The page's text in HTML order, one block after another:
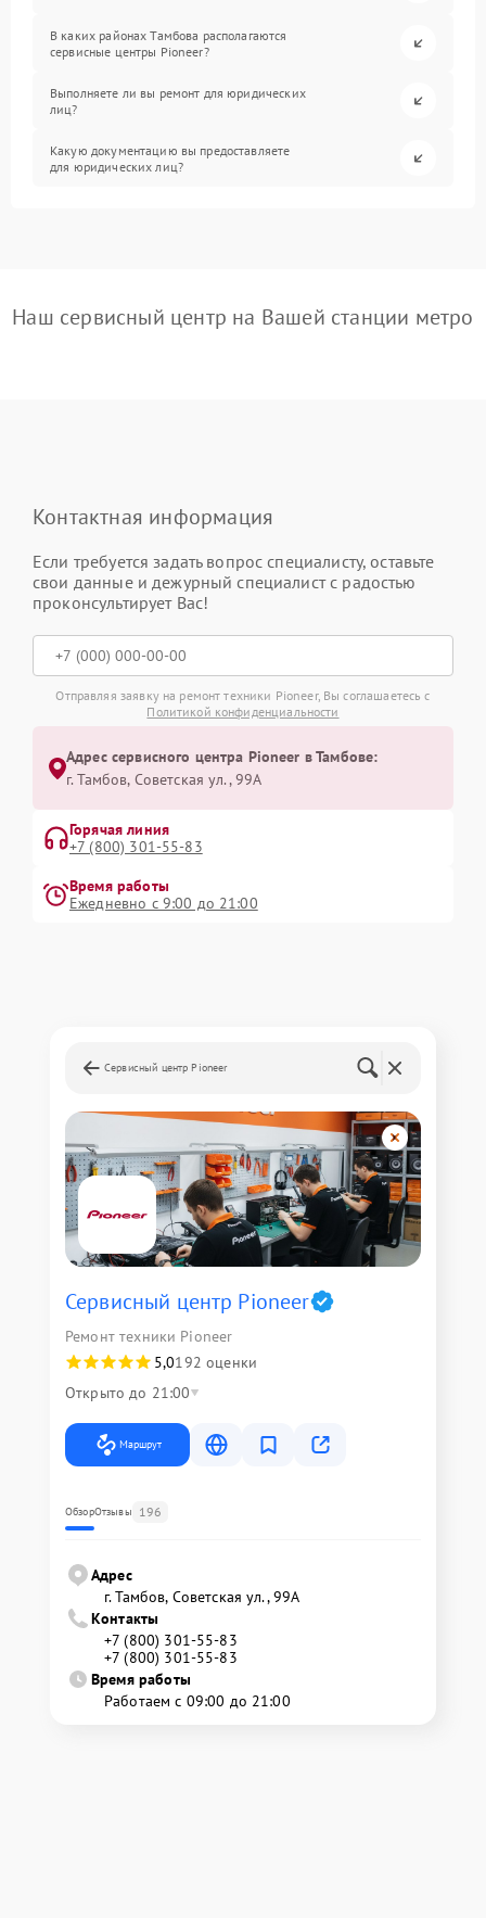
В каких районах Тамбова располагаются
сервисные центры Pioneer?
Выполняете ли вы ремонт для юридических
лиц?
Какую документацию вы предоставляете
для юридических лиц?
Наш сервисный центр на Вашей станции метро
Контактная информация
Если требуется задать вопрос специалисту, оставьте
свои данные и дежурный специалист с радостью
проконсультирует Вас!
Отправляя заявку на ремонт техники Pioneer, Вы соглашаетесь с
Политикой конфиденциальности
Адрес сервисного центра Pioneer в Тамбове:
г. Тамбов, Советская ул., 99А
Горячая линия
+7 (800) 301-55-83
Время работы
Ежедневно с 9:00 до 21:00
Сервисный центр Pioneer
Сервисный центр Pioneer
Ремонт техники Pioneer
5,0192 оценки
Открыто до 21:00
Маршрут
ОбзорОтзывы 196
Адрес
г. Тамбов, Советская ул., 99А
Контакты
+7 (800) 301-55-83
+7 (800) 301-55-83
Время работы
Работаем с 09:00 до 21:00